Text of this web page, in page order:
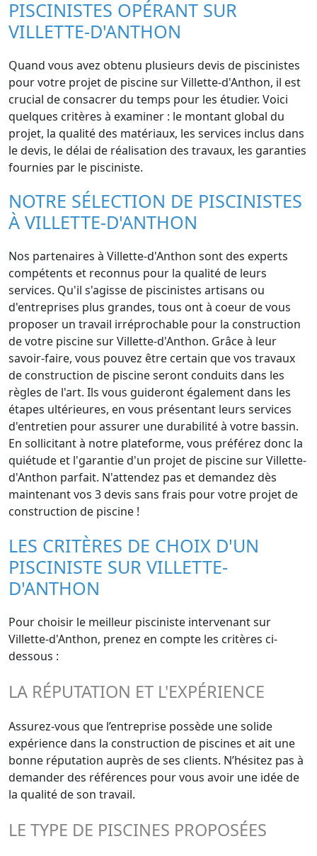
PISCINISTES OPÉRANT SUR
VILLETTE-D'ANTHON
Quand vous avez obtenu plusieurs devis de piscinistes
pour votre projet de piscine sur Villette-d'Anthon, il est
crucial de consacrer du temps pour les étudier. Voici
quelques critères à examiner : le montant global du
projet, la qualité des matériaux, les services inclus dans
le devis, le délai de réalisation des travaux, les garanties
fournies par le pisciniste.
NOTRE SÉLECTION DE PISCINISTES
À VILLETTE-D'ANTHON
Nos partenaires à Villette-d'Anthon sont des experts
compétents et reconnus pour la qualité de leurs
services. Qu'il s'agisse de piscinistes artisans ou
d'entreprises plus grandes, tous ont à coeur de vous
proposer un travail irréprochable pour la construction
de votre piscine sur Villette-d'Anthon. Grâce à leur
savoir-faire, vous pouvez être certain que vos travaux
de construction de piscine seront conduits dans les
règles de l'art. Ils vous guideront également dans les
étapes ultérieures, en vous présentant leurs services
d'entretien pour assurer une durabilité à votre bassin.
En sollicitant à notre plateforme, vous préférez donc la
quiétude et l'garantie d'un projet de piscine sur Villette-
d'Anthon parfait. N'attendez pas et demandez dès
maintenant vos 3 devis sans frais pour votre projet de
construction de piscine !
LES CRITÈRES DE CHOIX D'UN
PISCINISTE SUR VILLETTE-
D'ANTHON
Pour choisir le meilleur pisciniste intervenant sur
Villette-d'Anthon, prenez en compte les critères ci-
dessous :
LA RÉPUTATION ET L'EXPÉRIENCE
Assurez-vous que l’entreprise possède une solide
expérience dans la construction de piscines et ait une
bonne réputation auprès de ses clients. N’hésitez pas à
demander des références pour vous avoir une idée de
la qualité de son travail.
LE TYPE DE PISCINES PROPOSÉES